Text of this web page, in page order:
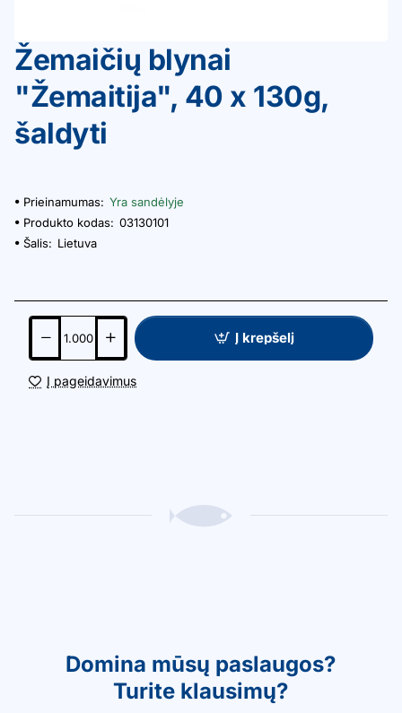
Žemaičių blynai
"Žemaitija", 40 x 130g,
šaldyti
Prieinamumas: Yra sandėlyje
Produkto kodas: 03130101
Šalis: Lietuva
Į krepšelį
Į pageidavimus
Domina mūsų paslaugos?
Turite klausimų?